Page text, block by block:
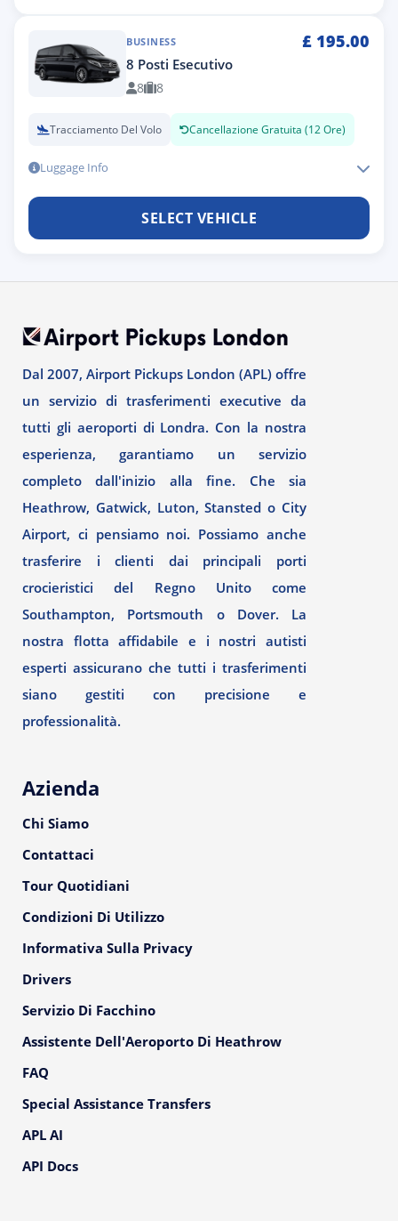
BUSINESS £ 195.00
8 Posti Esecutivo
8 8
Tracciamento Del Volo Cancellazione Gratuita (12 Ore)
Luggage Info
SELECT VEHICLE
Dal 2007, Airport Pickups London (APL) offre
un servizio di trasferimenti executive da
tutti gli aeroporti di Londra. Con la nostra
esperienza, garantiamo un servizio
completo dall'inizio alla fine. Che sia
Heathrow, Gatwick, Luton, Stansted o City
Airport, ci pensiamo noi. Possiamo anche
trasferire i clienti dai principali porti
crocieristici del Regno Unito come
Southampton, Portsmouth o Dover. La
nostra flotta affidabile e i nostri autisti
esperti assicurano che tutti i trasferimenti
siano gestiti con precisione e
professionalità.
Azienda
Chi Siamo
Contattaci
Tour Quotidiani
Condizioni Di Utilizzo
Informativa Sulla Privacy
Drivers
Servizio Di Facchino
Assistente Dell'Aeroporto Di Heathrow
FAQ
Special Assistance Transfers
APL AI
API Docs